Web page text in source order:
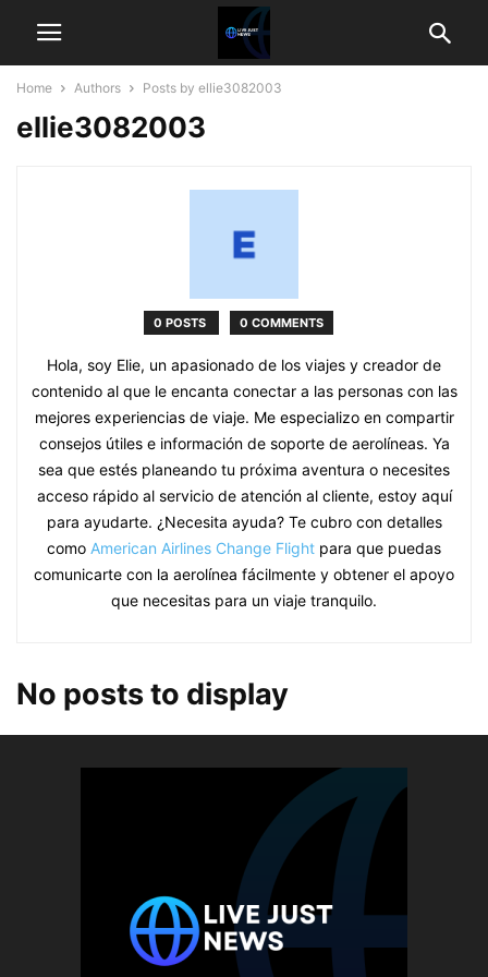
Home Authors Posts by ellie3082003
ellie3082003
0 POSTS 0 COMMENTS
Hola, soy Elie, un apasionado de los viajes y creador de
contenido al que le encanta conectar a las personas con las
mejores experiencias de viaje. Me especializo en compartir
consejos útiles e información de soporte de aerolíneas. Ya
sea que estés planeando tu próxima aventura o necesites
acceso rápido al servicio de atención al cliente, estoy aquí
para ayudarte. ¿Necesita ayuda? Te cubro con detalles
como American Airlines Change Flight para que puedas
comunicarte con la aerolínea fácilmente y obtener el apoyo
que necesitas para un viaje tranquilo.
No posts to display